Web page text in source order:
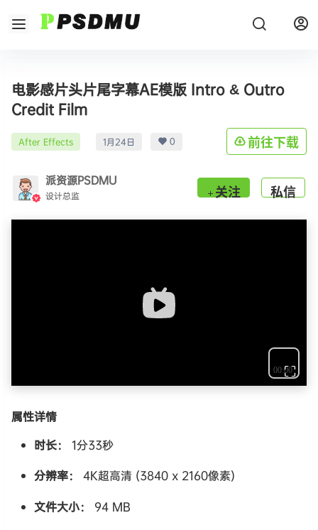
电影感片头片尾字幕AE模版 Intro & Outro
Credit Film
After Effects 1月24日 0 前往下载
派资源PSDMU
设计总监 关注 私信
⛶
属性详情
时长：
1分33秒
分辨率：
4K超高清 (3840 x 2160像素)
文件大小：
94 MB